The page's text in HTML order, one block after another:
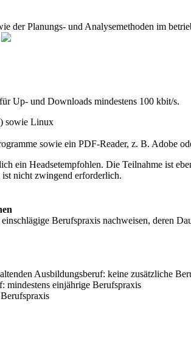
der Planungs- und Analysemethoden im
Up- und Downloads mindestens 100 kbit/s.
sowie Linux
sowie ein PDF-Reader, z. B. Adobe
ein Headsetempfohlen. Die Teilnahme ist
nicht zwingend erforderlich.
Berufspraxis nachweisen, deren
Ausbildungsberuf: keine zusätzliche
mindestens einjährige Berufspraxis